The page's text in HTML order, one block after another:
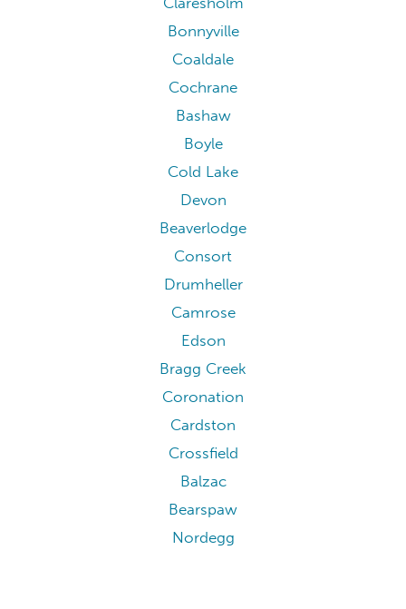
Bonnyville
Coaldale
Cochrane
Bashaw
Boyle
Cold Lake
Devon
Beaverlodge
Consort
Drumheller
Camrose
Edson
Bragg Creek
Coronation
Cardston
Crossfield
Balzac
Bearspaw
Nordegg